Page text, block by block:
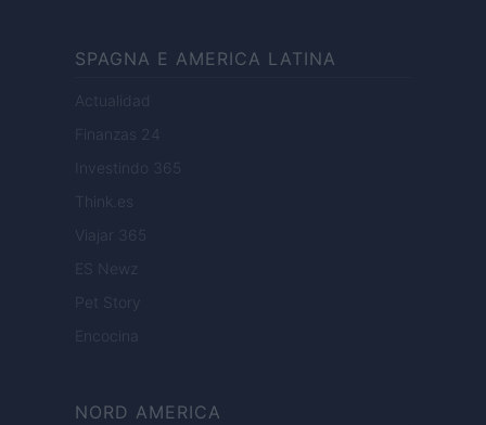
SPAGNA E AMERICA LATINA
Actualidad
Finanzas 24
Investindo 365
Think.es
Viajar 365
ES Newz
Pet Story
Encocina
NORD AMERICA